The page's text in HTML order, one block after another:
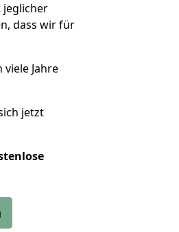
jeglicher
dass wir für
Jahre
jetzt